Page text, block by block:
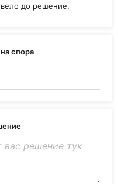
до решение.
спора